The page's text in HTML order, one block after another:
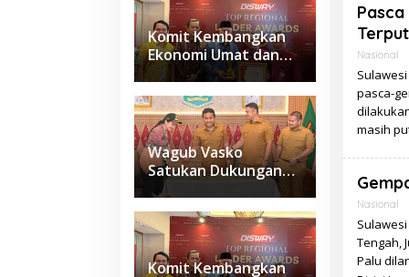
Komit Kembangkan
Ekonomi Umat dan
Budaya Halal di
Sumbar, Gubernur
Mahyeldi Raih
Penghargaan
Nasional
Wagub Vasko
Satukan Dukungan
Daerah, Sumbar
Siapkan Usulan
Kawasan
Sawahlunto–
Sijunjung–
Komit Kembangkan
Nasional
pasca-
masih
Nasional
Tengah,
Palu